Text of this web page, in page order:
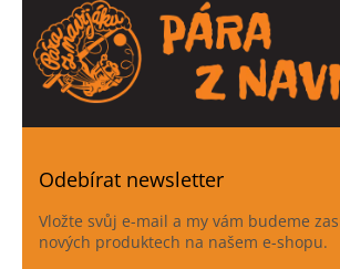
Odebírat newsletter
Vložte svůj e-mail a my vám budeme
nových produktech na našem e-shopu.